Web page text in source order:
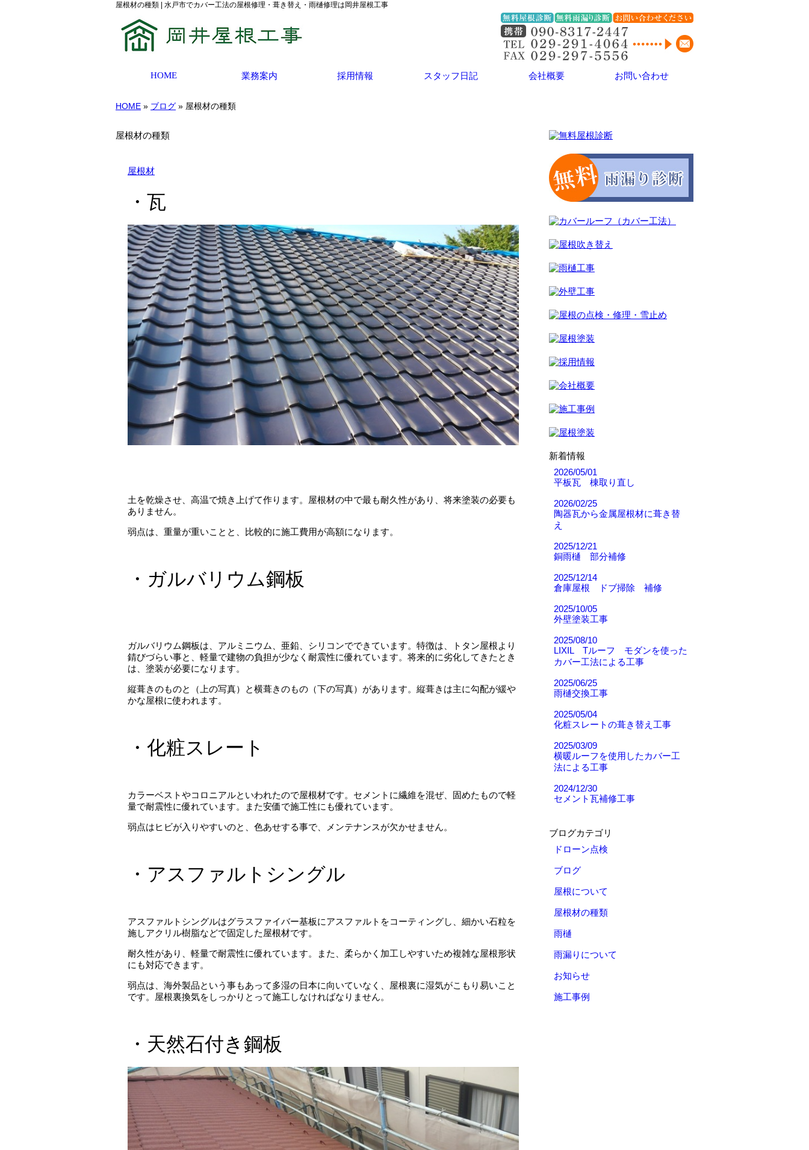
屋根材の種類 | 水戸市でカバー工法の屋根修理・葺き替え・雨樋修理は岡井屋根工事
HOME 業務案内 採用情報 スタッフ日記 会社概要 お問い合わせ
HOME » ブログ » 屋根材の種類
屋根材の種類
屋根材
・瓦
土を乾燥させ、高温で焼き上げて作ります。屋根材の中で最も耐久性があり、将来塗装の必要も
ありません。
弱点は、重量が重いことと、比較的に施工費用が高額になります。
・ガルバリウム鋼板
ガルバリウム鋼板は、アルミニウム、亜鉛、シリコンでできています。特徴は、トタン屋根より
錆びづらい事と、軽量で建物の負担が少なく耐震性に優れています。将来的に劣化してきたとき
は、塗装が必要になります。
縦葺きのものと（上の写真）と横葺きのもの（下の写真）があります。縦葺きは主に勾配が緩や
かな屋根に使われます。
・化粧スレート
カラーベストやコロニアルといわれたので屋根材です。セメントに繊維を混ぜ、固めたもので軽
量で耐震性に優れています。また安価で施工性にも優れています。
弱点はヒビが入りやすいのと、色あせする事で、メンテナンスが欠かせません。
・アスファルトシングル
アスファルトシングルはグラスファイバー基板にアスファルトをコーティングし、細かい石粒を
施しアクリル樹脂などで固定した屋根材です。
耐久性があり、軽量で耐震性に優れています。また、柔らかく加工しやすいため複雑な屋根形状
にも対応できます。
弱点は、海外製品という事もあって多湿の日本に向いていなく、屋根裏に湿気がこもり易いこと
です。屋根裏換気をしっかりとって施工しなければなりません。
・天然石付き鋼板
新着情報
2026/05/01
平板瓦 棟取り直し
2026/02/25
陶器瓦から金属屋根材に葺き替
え
2025/12/21
銅雨樋 部分補修
2025/12/14
倉庫屋根 ドブ掃除 補修
2025/10/05
外壁塗装工事
2025/08/10
LIXIL Tルーフ モダンを使った
カバー工法による工事
2025/06/25
雨樋交換工事
2025/05/04
化粧スレートの葺き替え工事
2025/03/09
横暖ルーフを使用したカバー工
法による工事
2024/12/30
セメント瓦補修工事
ブログカテゴリ
ドローン点検
ブログ
屋根について
屋根材の種類
雨樋
雨漏りについて
お知らせ
施工事例